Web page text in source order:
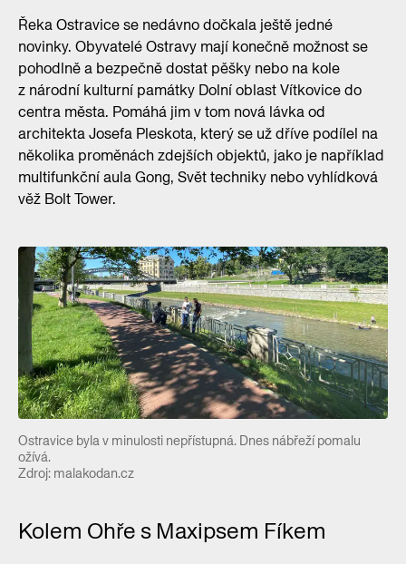
Řeka Ostravice se nedávno dočkala ještě jedné
novinky. Obyvatelé Ostravy mají konečně možnost se
pohodlně a bezpečně dostat pěšky nebo na kole
z národní kulturní památky Dolní oblast Vítkovice do
centra města. Pomáhá jim v tom nová lávka od
architekta Josefa Pleskota, který se už dříve podílel na
několika proměnách zdejších objektů, jako je například
multifunkční aula Gong, Svět techniky nebo vyhlídková
věž Bolt Tower.
Ostravice byla v minulosti nepřístupná. Dnes nábřeží pomalu
ožívá.
Zdroj: malakodan.cz
Kolem Ohře s Maxipsem Fíkem